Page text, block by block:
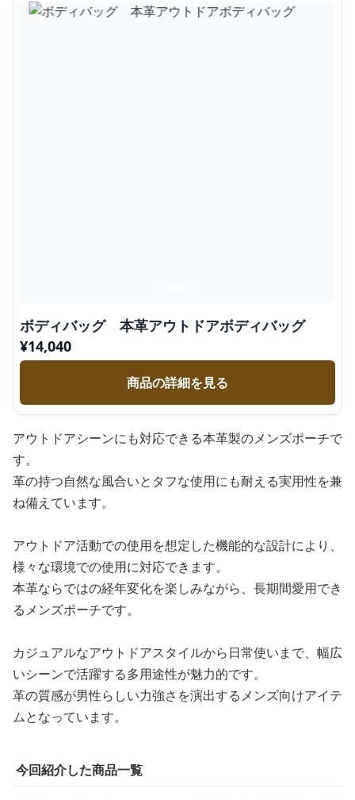
ボディバッグ 本革アウトドアボディバッグ
¥14,040
商品の詳細を見る
アウトドアシーンにも対応できる本革製のメンズポーチで
す。
革の持つ自然な風合いとタフな使用にも耐える実用性を兼
ね備えています。
アウトドア活動での使用を想定した機能的な設計により、
様々な環境での使用に対応できます。
本革ならではの経年変化を楽しみながら、長期間愛用でき
るメンズポーチです。
カジュアルなアウトドアスタイルから日常使いまで、幅広
いシーンで活躍する多用途性が魅力的です。
革の質感が男性らしい力強さを演出するメンズ向けアイテ
ムとなっています。
今回紹介した商品一覧